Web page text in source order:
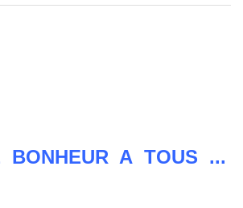
BONHEUR A TOUS ...